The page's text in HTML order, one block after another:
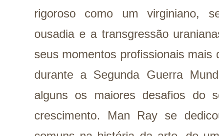
rigoroso como um virginiano,
ousadia e a transgressão
seus momentos profissionais mais
durante a Segunda Guerra
alguns os maiores desafios do
crescimento. Man Ray se